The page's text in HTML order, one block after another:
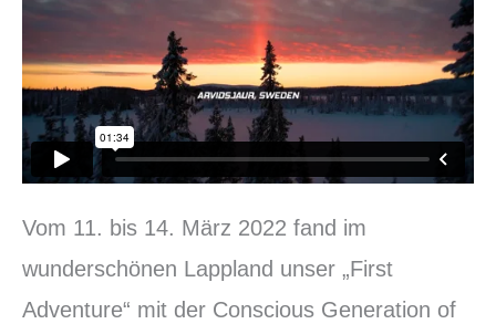
Vom 11. bis 14. März 2022 fand im
wunderschönen Lappland unser „First
Adventure“ mit der Conscious Generation of